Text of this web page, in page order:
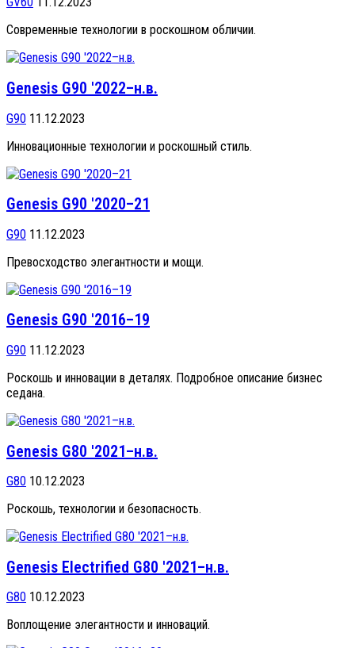
Современные технологии в роскошном обличии.
Genesis G90 '2022–н.в.
G90 11.12.2023
Инновационные технологии и роскошный стиль.
Genesis G90 '2020–21
G90 11.12.2023
Превосходство элегантности и мощи.
Genesis G90 '2016–19
G90 11.12.2023
Роскошь и инновации в деталях. Подробное описание бизнес
седана.
Genesis G80 '2021–н.в.
G80 10.12.2023
Роскошь, технологии и безопасность.
Genesis Electrified G80 '2021–н.в.
G80 10.12.2023
Воплощение элегантности и инноваций.